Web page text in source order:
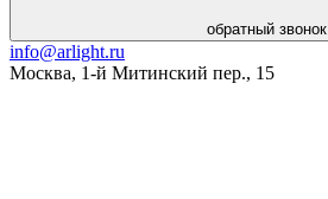
обратный звонок
info@arlight.ru
Москва, 1-й Митинский пер., 15